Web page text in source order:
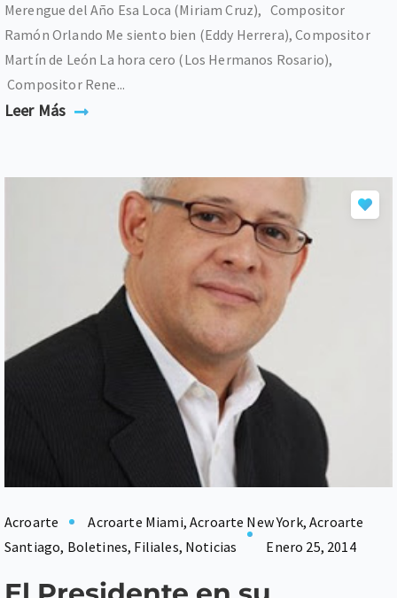
Merengue del Año Esa Loca (Miriam Cruz), Compositor
Ramón Orlando Me siento bien (Eddy Herrera), Compositor
Martín de León La hora cero (Los Hermanos Rosario),
Compositor Rene...
Leer Más
Acroarte Acroarte Miami,Acroarte New York,Acroarte
Santiago, Boletines, Filiales, Noticias Enero 25, 2014